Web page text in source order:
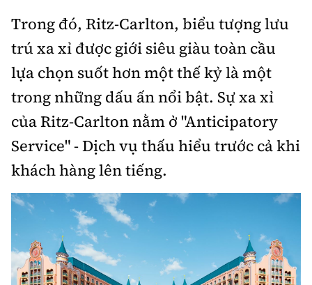
Trong đó, Ritz-Carlton, biểu tượng lưu
trú xa xỉ được giới siêu giàu toàn cầu
lựa chọn suốt hơn một thế kỷ là một
trong những dấu ấn nổi bật. Sự xa xỉ
của Ritz-Carlton nằm ở "Anticipatory
Service" - Dịch vụ thấu hiểu trước cả khi
khách hàng lên tiếng.